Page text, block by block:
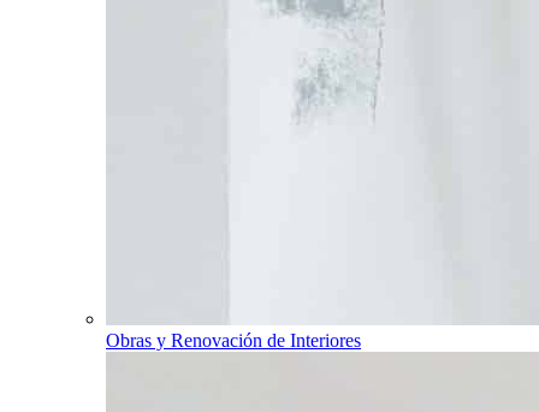
Obras y Renovación de Interiores